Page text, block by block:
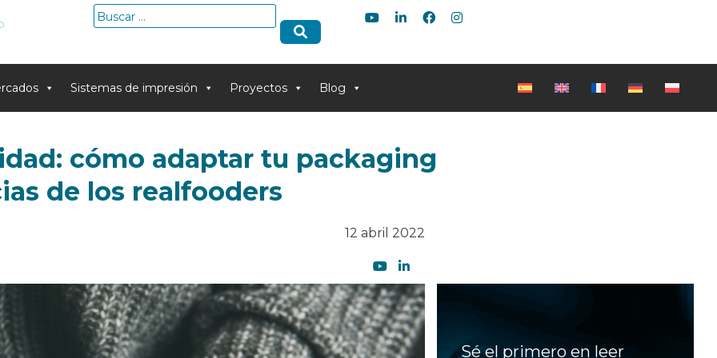
Buscar:
Sistemas de impresión Proyectos Blog
cómo adaptar tu packaging
de los realfooders
12 abril 2022
Sé el primero en leer